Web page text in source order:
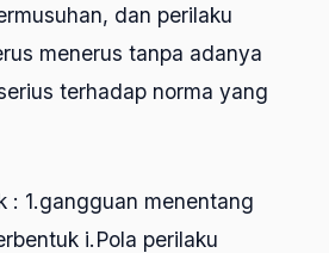
dan perilaku
menerus tanpa adanya
terhadap norma yang
: 1.gangguan menentang
i.Pola perilaku